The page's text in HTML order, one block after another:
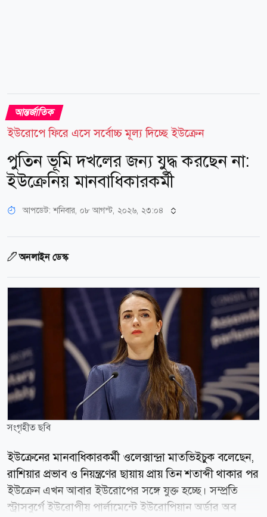
আন্তর্জাতিক
ইউরোপে ফিরে এসে সর্বোচ্চ মূল্য দিচ্ছে ইউক্রেন
পুতিন ভূমি দখলের জন্য যুদ্ধ করছেন না:
ইউক্রেনিয় মানবাধিকারকর্মী
আপডেট: শনিবার, ০৮ আগস্ট, ২০২৬, ২৩:০৪
অনলাইন ডেস্ক
সংগৃহীত ছবি
ইউক্রেনের মানবাধিকারকর্মী ওলেক্সান্দ্রা মাতভিইচুক বলেছেন,
রাশিয়ার প্রভাব ও নিয়ন্ত্রণের ছায়ায় প্রায় তিন শতাব্দী থাকার পর
ইউক্রেন এখন আবার ইউরোপের সঙ্গে যুক্ত হচ্ছে। সম্প্রতি
স্ট্রাসবুর্গে ইউরোপীয় পার্লামেন্টে ইউরোপিয়ান অর্ডার অব